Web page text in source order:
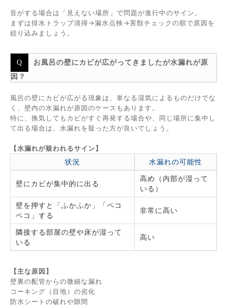
音がする場合は「見えない場所」で問題が進行中のサイン。
まずは排水トラップ清掃→漏水点検→害獣チェックの順で原因を
絞り込みましょう。
お風呂の壁にカビが広がってきましたが水漏れが原
因？
風呂の壁にカビが広がる現象は、単なる湿気によるものだけでな
く、壁内の水漏れが原因のケースもあります。
特に、換気してもカビがすぐ再発する場合や、同じ場所に集中し
て出る場合は、水漏れを疑った方が良いでしょう。
【水漏れが疑われるサイン】
状況 水漏れの可能性
壁にカビが集中的に出る
高め（内部が湿って
いる）
壁を押すと「ふかふか」「ペコ
ペコ」する
非常に高い
隣接する部屋の壁や床が湿って
いる
高い
【主な原因】
壁裏の配管からの微細な漏れ
コーキング（目地）の劣化
防水シートの破れや隙間